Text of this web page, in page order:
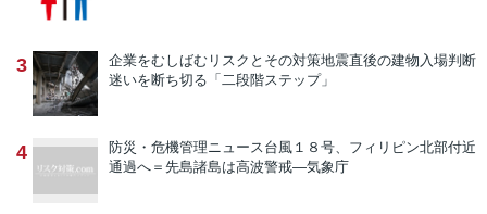
3 企業をむしばむリスクとその対策地震直後の建物入場判断
迷いを断ち切る「二段階ステップ」
4 防災・危機管理ニュース台風１８号、フィリピン北部付近
通過へ＝先島諸島は高波警戒―気象庁